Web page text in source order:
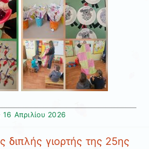
16 Απριλίου 2026
διπλής γιορτής της 25ης